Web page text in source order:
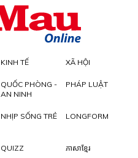
KINH TẾ XÃ HỘI
QUỐC PHÒNG -
AN NINH
PHÁP LUẬT
NHỊP SỐNG TRẺ LONGFORM
QUIZZ ភាសាខ្មែរ